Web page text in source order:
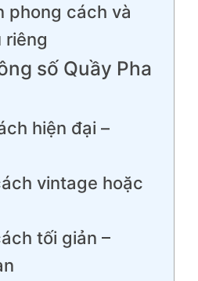
phong cách và
riêng
số Quầy Pha
hiện đại –
vintage hoặc
tối giản –